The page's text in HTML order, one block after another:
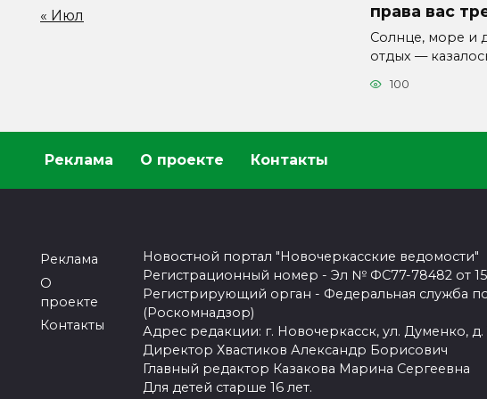
права вас
Солнце, море и
отдых —
100
« Июл
Реклама О проекте Контакты
Реклама
О
проекте
Контакты
Новостной портал "Новочеркасские ведомости"
Регистрационный номер - Эл № ФС77-78482 от
Регистрирующий орган - Федеральная служба
(Роскомнадзор)
Адрес редакции: г. Новочеркасск, ул. Думенко, д.
Директор Хвастиков Александр Борисович
Главный редактор Казакова Марина Сергеевна
Для детей старше 16 лет.